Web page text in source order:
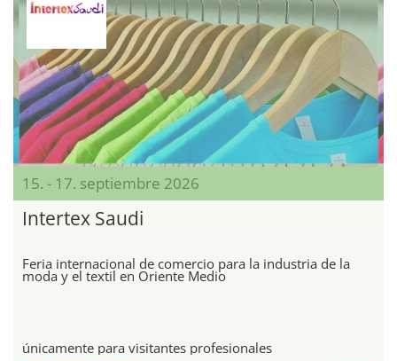
15. - 17. septiembre 2026
Intertex Saudi
Feria internacional de comercio para la industria de la
moda y el textil en Oriente Medio
únicamente para visitantes profesionales